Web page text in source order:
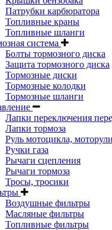
Патрубки карбюратора
Топливные краны
Топливные шланги
система
Болты тормозного диска
Защита тормозного диска
Тормозные диски
Тормозные колодки
Тормозные шланги
Лапки переключения
Лапки тормоза
Руль мотоцикла, моторули
Ручки газа
Рычаги сцепления
Рычаги тормоза
Тросы, тросики
Воздушные фильтры
Масляные фильтры
Топливные фильтры